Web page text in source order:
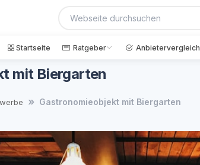
Startseite Ratgeber Anbietervergleich
mit Biergarten
Gastronomieobjekt mit Biergarten